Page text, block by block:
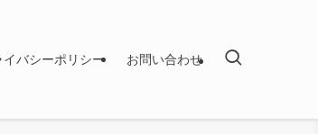
イバシーポリシー お問い合わせ